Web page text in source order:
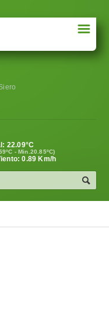
☰
22.09°C
- Min.20.85ºC)
0.89 Km/h